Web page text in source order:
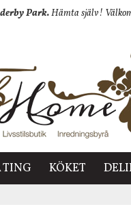
Park.Hämta själv!
TING KÖKET